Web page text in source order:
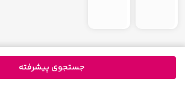
جستجوی پیشرفته
کلیه حقوق مادی و معنوی سایت متعلق به فرنا می باشد و
سایت با درج منبع بلامانع است. | طراحی و توسعه